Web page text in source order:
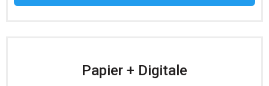
Papier + Digitale